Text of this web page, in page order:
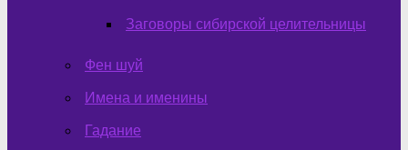
Заговоры сибирской целительницы
Фен шуй
Имена и именины
Гадание